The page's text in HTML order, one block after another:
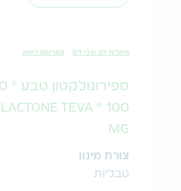
מחלות לב וכלי דם במרשם רופא
ספירונולקטון טבע ® 100 מ"ג
TEVA ® 100
MG
צורת מינון
טבליות